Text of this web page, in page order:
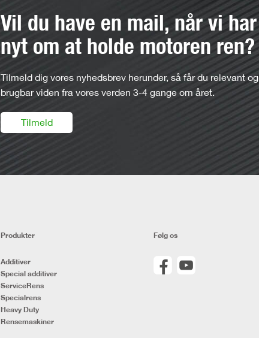
Vil du have en mail, når vi har
nyt om at holde motoren ren?
Tilmeld dig vores nyhedsbrev herunder, så får du relevant og
brugbar viden fra vores verden 3-4 gange om året.
Tilmeld
Produkter
Additiver
Special additiver
ServiceRens
Specialrens
Heavy Duty
Rensemaskiner
Følg os